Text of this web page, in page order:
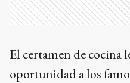
El certamen de cocina
oportunidad a los